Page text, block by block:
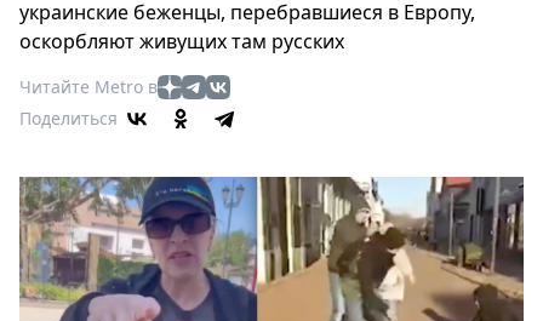
Туризм
Театр
Кино
Книги
Выставки
Пресс-
релизы
украинские беженцы, перебравшиеся в Европу,
оскорбляют живущих там русских
Читайте Metro в
Поделиться